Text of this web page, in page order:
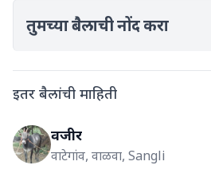
तुमच्या बैलाची नोंद करा
इतर बैलांची माहिती
वजीर
वाटेगांव, वाळवा, Sangli